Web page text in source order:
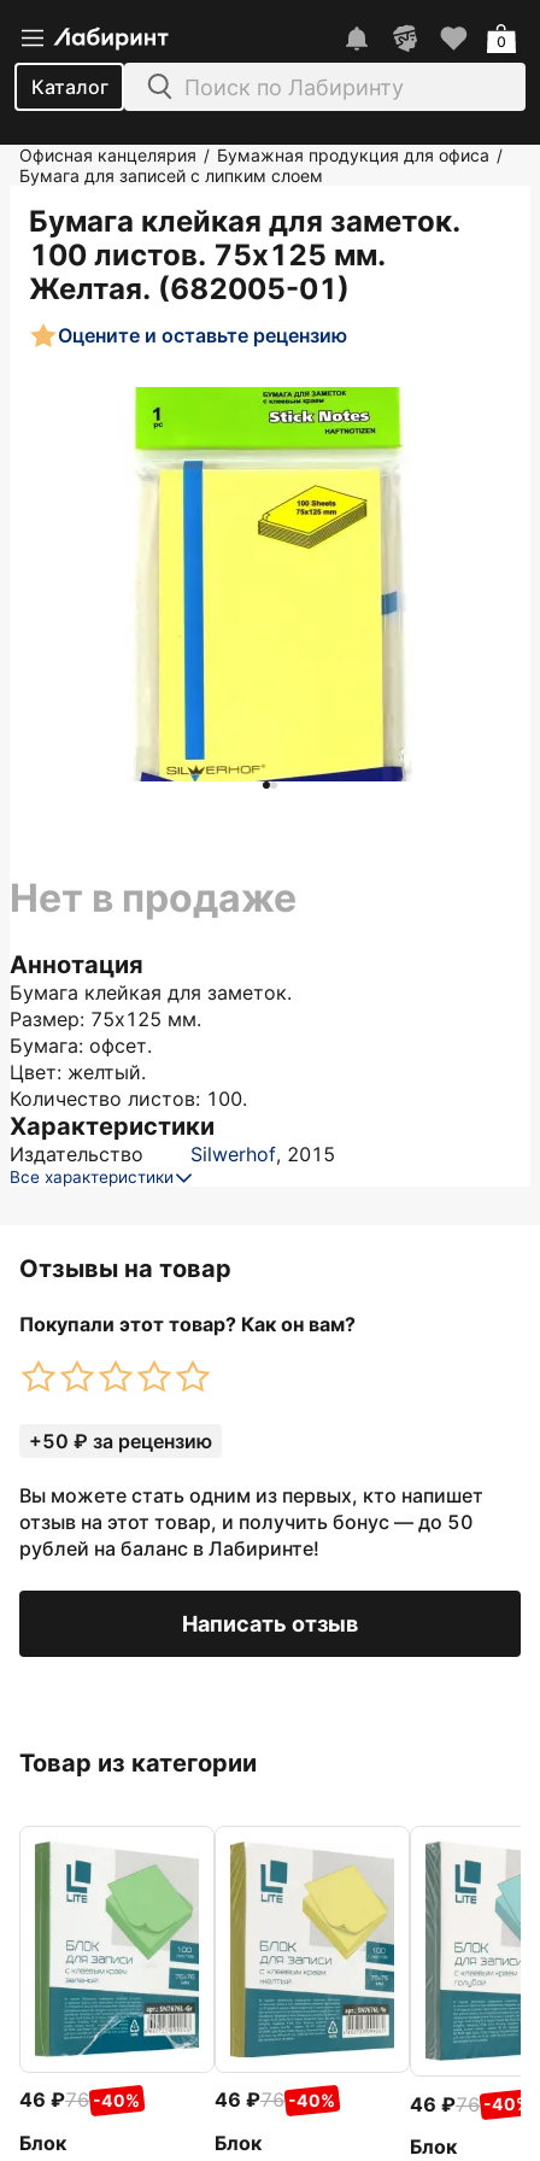
Каталог
0
Офисная канцелярия / Бумажная продукция для офиса /
Бумага для записей с липким слоем
Бумага клейкая для заметок.
100 листов. 75х125 мм.
Желтая. (682005-01)
Оцените и оставьте рецензию
Аннотация
Бумага клейкая для заметок.
Размер: 75х125 мм.
Бумага: офсет.
Цвет: желтый.
Количество листов: 100.
Характеристики
Издательство Silwerhof, 2015
Все характеристики
Нет в продаже
Отзывы на товар
Покупали этот товар? Как он вам?
+50 ₽ за рецензию
Вы можете стать одним из первых, кто напишет
отзыв на этот товар, и получить бонус — до 50
рублей на баланс в Лабиринте!
Написать отзыв
Товар из категории
46 76 -40%
Блок
46 76 -40%
Блок
46 76 -40%
Блок